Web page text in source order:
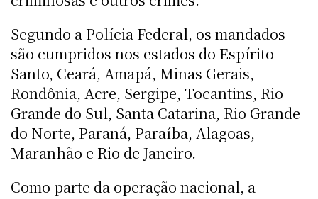
Segundo a Polícia Federal, os mandados
são cumpridos nos estados do Espírito
Santo, Ceará, Amapá, Minas Gerais,
Rondônia, Acre, Sergipe, Tocantins, Rio
Grande do Sul, Santa Catarina, Rio Grande
do Norte, Paraná, Paraíba, Alagoas,
Maranhão e Rio de Janeiro.
Como parte da operação nacional, a